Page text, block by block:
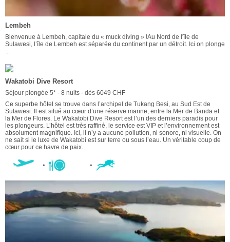
Lembeh
Bienvenue à Lembeh, capitale du « muck diving » !Au Nord de l'île de
Sulawesi, l’île de Lembeh est séparée du continent par un détroit. Ici on plonge
...
Wakatobi Dive Resort
Séjour plongée 5* - 8 nuits - dès 6049 CHF
Ce superbe hôtel se trouve dans l’archipel de Tukang Besi, au Sud Est de
Sulawesi. Il est situé au cœur d’une réserve marine, entre la Mer de Banda et
la Mer de Flores. Le Wakatobi Dive Resort est l’un des derniers paradis pour
les plongeurs. L’hôtel est très raffiné, le service est VIP et l’environnement est
absolument magnifique. Ici, il n’y a aucune pollution, ni sonore, ni visuelle. On
ne sait si le luxe de Wakatobi est sur terre ou sous l’eau. Un véritable coup de
cœur pour ce havre de paix.